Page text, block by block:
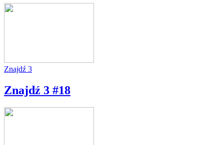
Znajdź 3
Znajdź 3 #18